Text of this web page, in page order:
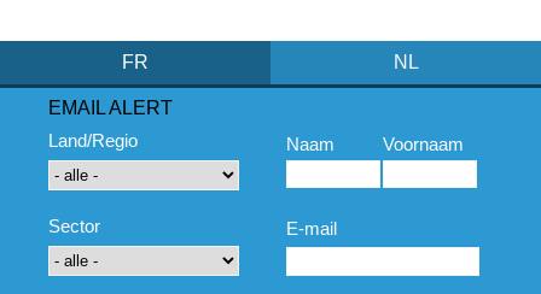
FR NL
EMAIL ALERT
Land/Regio
Sector
Naam Voornaam
E-mail